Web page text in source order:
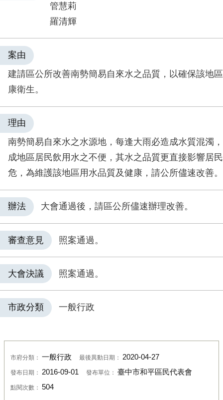
管慧莉
羅清輝
案由
建請區公所改善南勢簡易自來水之品質，以確保該地
康衛生。
理由
南勢簡易自來水之水源地，每逢大雨必造成水質混濁
成地區居民飲用水之不便，其水之品質更直接影響居
危，為維護該地區用水品質及健康，請公所儘速改善。
辦法 大會通過後，請區公所儘速辦理改善。
審查意見 照案通過。
大會決議 照案通過。
市政分類 一般行政
市府分類： 一般行政 最後異動日期： 2020-04-27
發布日期： 2016-09-01 發布單位： 臺中市和平區民代表會
點閱次數： 504